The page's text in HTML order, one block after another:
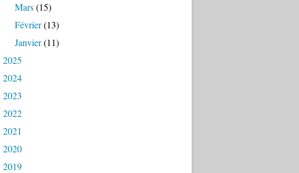
Mars(15)
Février(13)
Janvier(11)
2025
2024
2023
2022
2021
2020
2019